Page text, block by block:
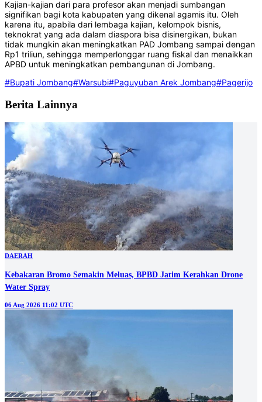
Kajian-kajian dari para profesor akan menjadi sumbangan
signifikan bagi kota kabupaten yang dikenal agamis itu. Oleh
karena itu, apabila dari lembaga kajian, kelompok bisnis,
teknokrat yang ada dalam diaspora bisa disinergikan, bukan
tidak mungkin akan meningkatkan PAD Jombang sampai dengan
Rp1 triliun, sehingga memperlonggar ruang fiskal dan menaikkan
APBD untuk meningkatkan pembangunan di Jombang.
#Bupati Jombang#Warsubi#Paguyuban Arek Jombang#Pagerijo
Berita Lainnya
DAERAH
Kebakaran Bromo Semakin Meluas, BPBD Jatim Kerahkan Drone
Water Spray
06 Aug 2026 11:02 UTC